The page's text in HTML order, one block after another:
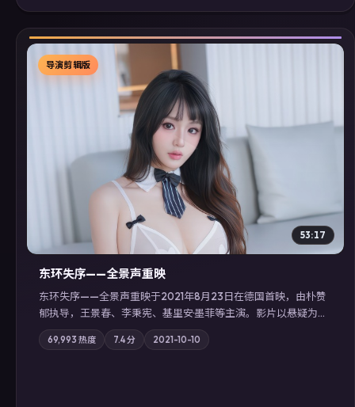
剧在线看」延展检索同类型高分佳作，畅享高清在线追剧体验。
▶
导演剪辑版
53:17
东环失序——全景声重映
东环失序——全景声重映于2021年8月23日在德国首映，由朴赞
郁执导，王景春、李秉宪、基里安·墨菲等主演。影片以悬疑为叙
事主轴，科技与人性的边界在实验事故后逐渐模糊；摄影与配乐
强化地域气质；站内亦可通过「国产免费观看高清电视剧在线
69,993 热度 7.4分 2021-10-10